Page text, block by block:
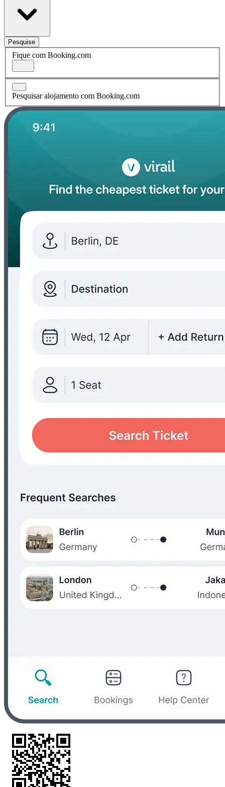
Pesquise
Fique com Booking.com
Pesquisar alojamento com Booking.com